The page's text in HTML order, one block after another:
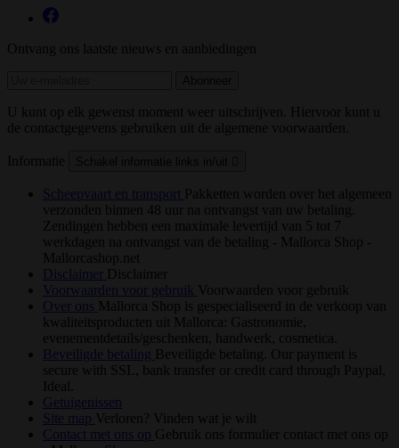
Ontvang ons laatste nieuws en aanbiedingen
U kunt op elk gewenst moment weer uitschrijven. Hiervoor kunt u
de contactgegevens gebruiken uit de algemene voorwaarden.
Informatie
Scheepvaart en transport Pakketten worden over het algemeen
verzonden binnen 48 uur na ontvangst van uw betaling.
Zendingen hebben een maximale levertijd van 5 tot 7
werkdagen na ontvangst van de betaling - Mallorca Shop -
Mallorcashop.net
Disclaimer
Disclaimer
Voorwaarden voor gebruik Voorwaarden voor gebruik
Over ons Mallorca Shop is gespecialiseerd in de verkoop van
kwaliteitsproducten uit Mallorca: Gastronomie,
evenementdetails/geschenken, handwerk, cosmetica.
Beveiligde betaling Beveiligde betaling. Our payment is
secure with SSL, bank transfer or credit card through Paypal,
Ideal.
Getuigenissen
Site map Verloren? Vinden wat je wilt
Contact met ons op Gebruik ons formulier contact met ons op